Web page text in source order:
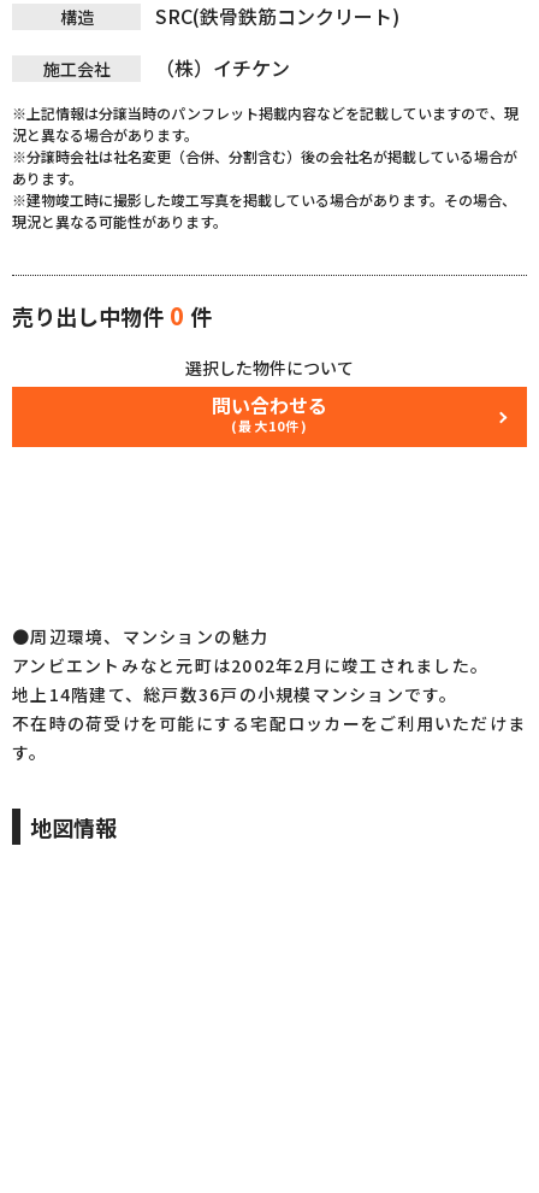
構造 SRC(鉄骨鉄筋コンクリート)
施工会社 （株）イチケン
※上記情報は分譲当時のパンフレット掲載内容などを記載していますので、現
況と異なる場合があります。
※分譲時会社は社名変更（合併、分割含む）後の会社名が掲載している場合が
あります。
※建物竣工時に撮影した竣工写真を掲載している場合があります。その場合、
現況と異なる可能性があります。
売り出し中物件 0 件
選択した物件について
問い合わせる
(最大10件)
●周辺環境、マンションの魅力
アンビエントみなと元町は2002年2月に竣工されました。
地上14階建て、総戸数36戸の小規模マンションです。
不在時の荷受けを可能にする宅配ロッカーをご利用いただけま
す。
地図情報